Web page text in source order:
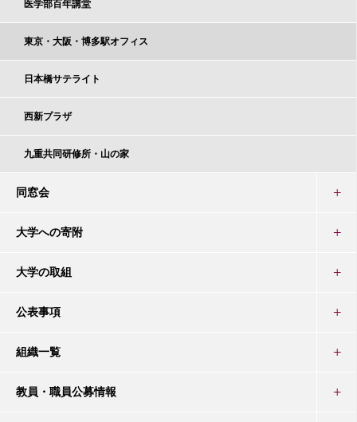
医学部百年講堂
東京・大阪・博多駅オフィス
日本橋サテライト
西新プラザ
九重共同研修所・山の家
同窓会
大学への寄附
大学の取組
公表事項
組織一覧
教員・職員公募情報